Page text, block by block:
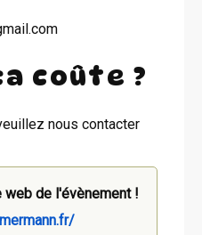
coûte ?
nous contacter
web de l'évènement !